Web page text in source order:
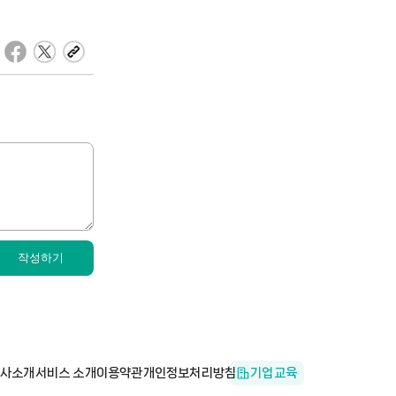
작성하기
소개서비스 소개이용약관개인정보처리방침 기업교육